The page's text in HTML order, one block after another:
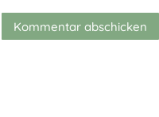
Kommentar abschicken